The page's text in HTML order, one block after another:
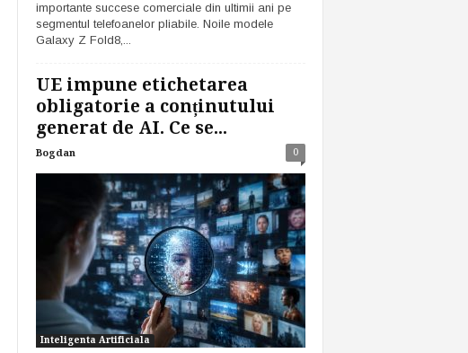
importante succese comerciale din ultimii ani pe
segmentul telefoanelor pliabile. Noile modele
Galaxy Z Fold8,...
UE impune etichetarea
obligatorie a conținutului
generat de AI. Ce se...
Bogdan 0
Inteligenta Artificiala